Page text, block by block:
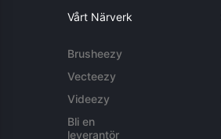
Vårt Närverk
Brusheezy
Vecteezy
Videezy
Bli en
leverantör